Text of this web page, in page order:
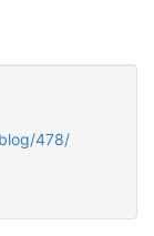
478/